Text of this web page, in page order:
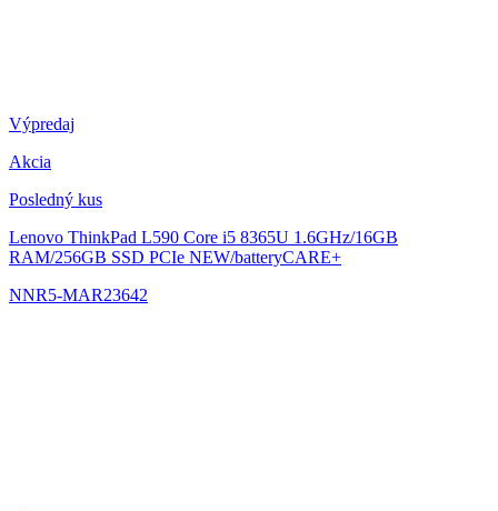
Výpredaj
Akcia
Posledný kus
Lenovo ThinkPad L590 Core i5 8365U 1.6GHz/16GB
RAM/256GB SSD PCIe NEW/batteryCARE+
NNR5-MAR23642